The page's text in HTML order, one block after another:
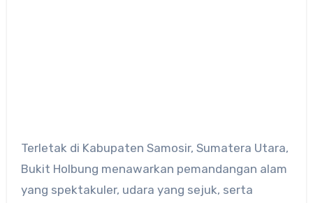
Terletak di Kabupaten Samosir, Sumatera Utara,
Bukit Holbung menawarkan pemandangan alam
yang spektakuler, udara yang sejuk, serta